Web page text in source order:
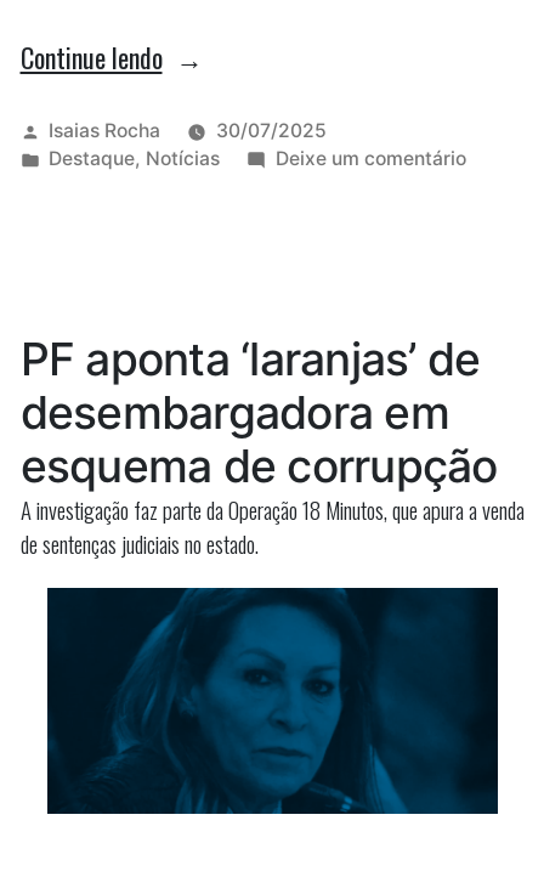
Continue lendo“BRK
para
manter
Lumiar
e
Ribamar”
Publicado
por
Isaias Rocha
30/07/2025
Publicado
Destaque, Notícias Deixe um comentárioem
Paço
do
Ribamar
PF aponta ‘laranjas’ de
desembargadora em
esquema de corrupção
A investigação faz parte da Operação 18 Minutos, que apura a venda
de sentenças judiciais no estado.